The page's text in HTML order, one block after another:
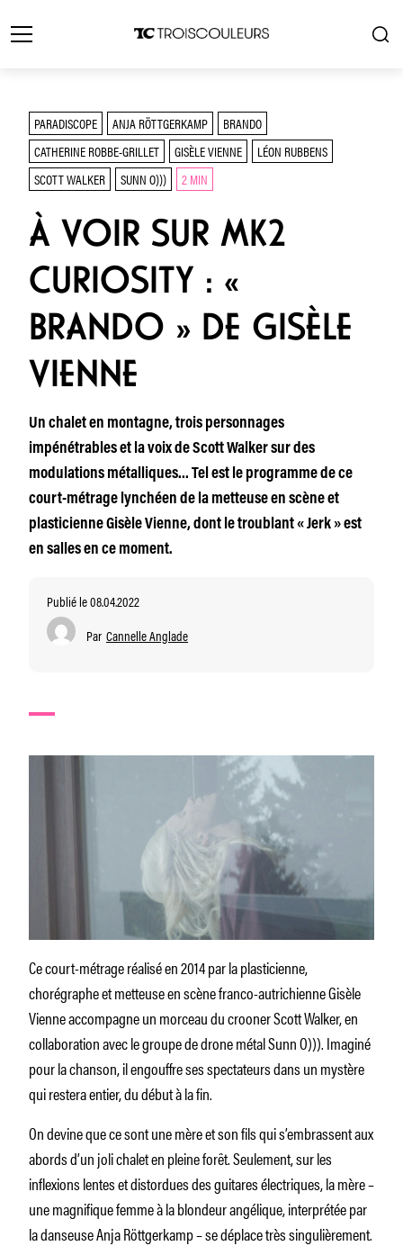
PARADISCOPE ANJA RÖTTGERKAMP
BRANDO
CATHERINE ROBBE-GRILLET
GISÈLE VIENNE
LÉON RUBBENS
SCOTT WALKER
SUNN O))) 2 MIN
À VOIR SUR MK2
CURIOSITY : «
BRANDO » DE GISÈLE
VIENNE
Un chalet en montagne, trois personnages
impénétrables et la voix de Scott Walker sur des
modulations métalliques… Tel est le programme de ce
court-métrage lynchéen de la metteuse en scène et
plasticienne Gisèle Vienne, dont le troublant « Jerk » est
en salles en ce moment.
Publié le 08.04.2022
Par Cannelle Anglade
Ce court-métrage réalisé en 2014 par la plasticienne,
chorégraphe et metteuse en scène franco-autrichienne Gisèle
Vienne accompagne un morceau du crooner Scott Walker, en
collaboration avec le groupe de drone métal Sunn O))). Imaginé
pour la chanson, il engouffre ses spectateurs dans un mystère
qui restera entier, du début à la fin.
On devine que ce sont une mère et son fils qui s’embrassent aux
abords d’un joli chalet en pleine forêt. Seulement, sur les
inflexions lentes et distordues des guitares électriques, la mère –
une magnifique femme à la blondeur angélique, interprétée par
la danseuse Anja Röttgerkamp – se déplace très singulièrement.